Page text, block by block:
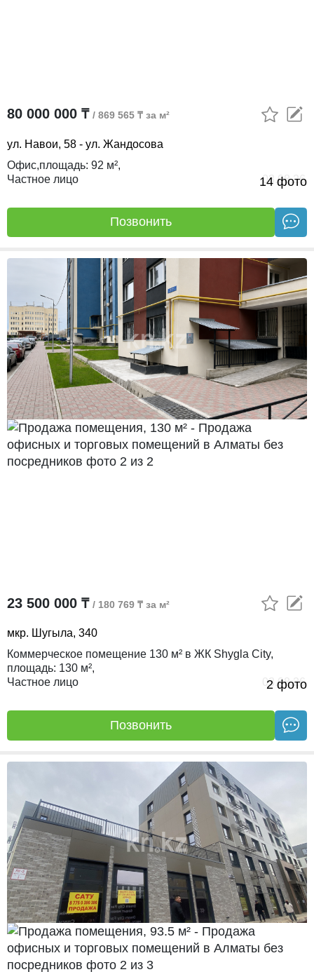
14 фото
80 000 000 ₸ / 869 565 ₸ за м²
ул. Навои, 58 - ул. Жандосова
Офис,площадь: 92 м²,
Частное лицо
03.08.26
Позвонить
2 фото
23 500 000 ₸ / 180 769 ₸ за м²
мкр. Шугыла, 340
Коммерческое помещение 130 м² в ЖК Shygla City,
площадь: 130 м²,
Частное лицо
03.08.26
Позвонить